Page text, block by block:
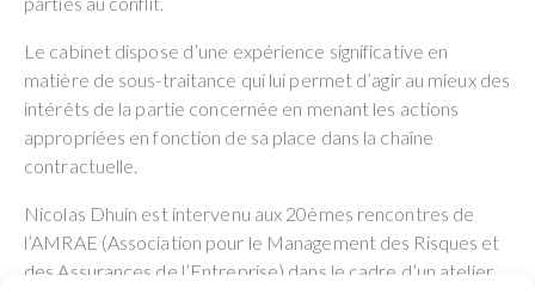
Le cabinet dispose d’une expérience significative en
matière de sous-traitance qui lui permet d’agir au mieux des
intérêts de la partie concernée en menant les actions
appropriées en fonction de sa place dans la chaîne
contractuelle.
Nicolas Dhuin est intervenu aux 20èmes rencontres de
l’AMRAE (Association pour le Management des Risques et
des Assurances de l’Entreprise) dans le cadre d’un atelier